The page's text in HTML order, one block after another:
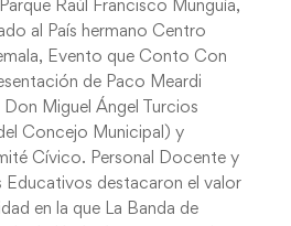
Raúl Francisco Munguía,
al País hermano Centro
Evento que Conto Con
de Paco Meardi
Miguel Ángel Turcios
Concejo Municipal) y
Cívico. Personal Docente y
Educativos destacaron el valor
en la que La Banda de